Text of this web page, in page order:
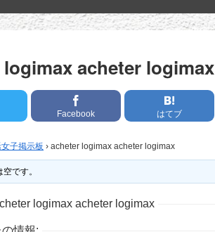
acheter logimax
Facebook はてブ
子掲示板 › acheter logimax acheter logimax
です。
logimax acheter logimax